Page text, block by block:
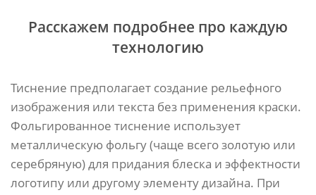
Расскажем подробнее про каждую
технологию
Тиснение предполагает создание рельефного
изображения или текста без применения краски.
Фольгированное тиснение использует
металлическую фольгу (чаще всего золотую или
серебряную) для придания блеска и эффектности
логотипу или другому элементу дизайна. При